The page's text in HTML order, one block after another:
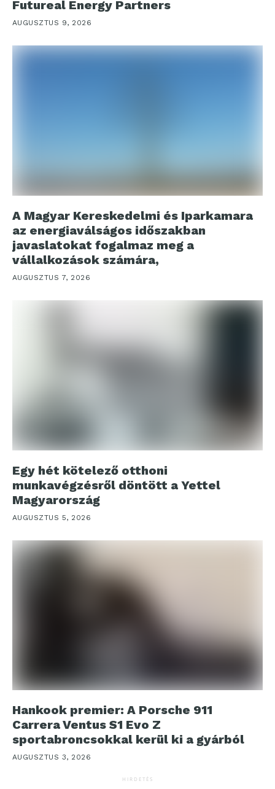
Futureal Energy Partners
AUGUSZTUS 9, 2026
A Magyar Kereskedelmi és Iparkamara
az energiaválságos időszakban
javaslatokat fogalmaz meg a
vállalkozások számára,
AUGUSZTUS 7, 2026
Egy hét kötelező otthoni
munkavégzésről döntött a Yettel
Magyarország
AUGUSZTUS 5, 2026
Hankook premier: A Porsche 911
Carrera Ventus S1 Evo Z
sportabroncsokkal kerül ki a gyárból
AUGUSZTUS 3, 2026
HIRDETÉS